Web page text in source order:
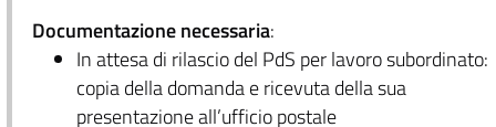
Documentazione necessaria:
In attesa di rilascio del PdS per lavoro subordinato:
copia della domanda e ricevuta della sua
presentazione all’ufficio postale